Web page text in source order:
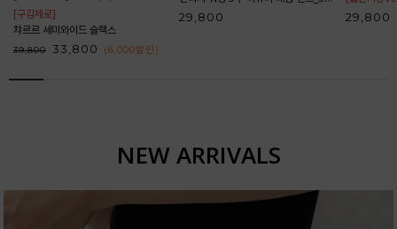
[구김제로]
챠르르 세미와이드 슬랙스
39,800 33,800 (6,000할인 )
29,800 29,800
NEW ARRIVALS